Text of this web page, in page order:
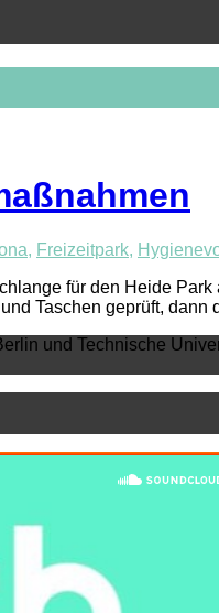
, Freizeitpark,
für den Heide
Taschen geprüft,
und Technische